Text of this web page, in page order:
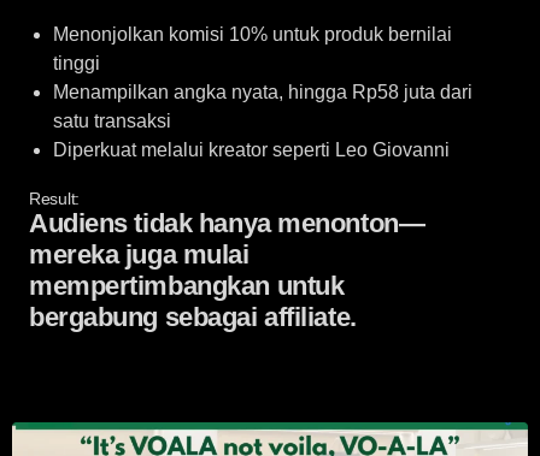
Menonjolkan komisi 10% untuk produk bernilai
tinggi
Menampilkan angka nyata, hingga Rp58 juta dari
satu transaksi
Diperkuat melalui kreator seperti Leo Giovanni
Result:
Audiens tidak hanya menonton—
mereka juga mulai
mempertimbangkan untuk
bergabung sebagai affiliate.